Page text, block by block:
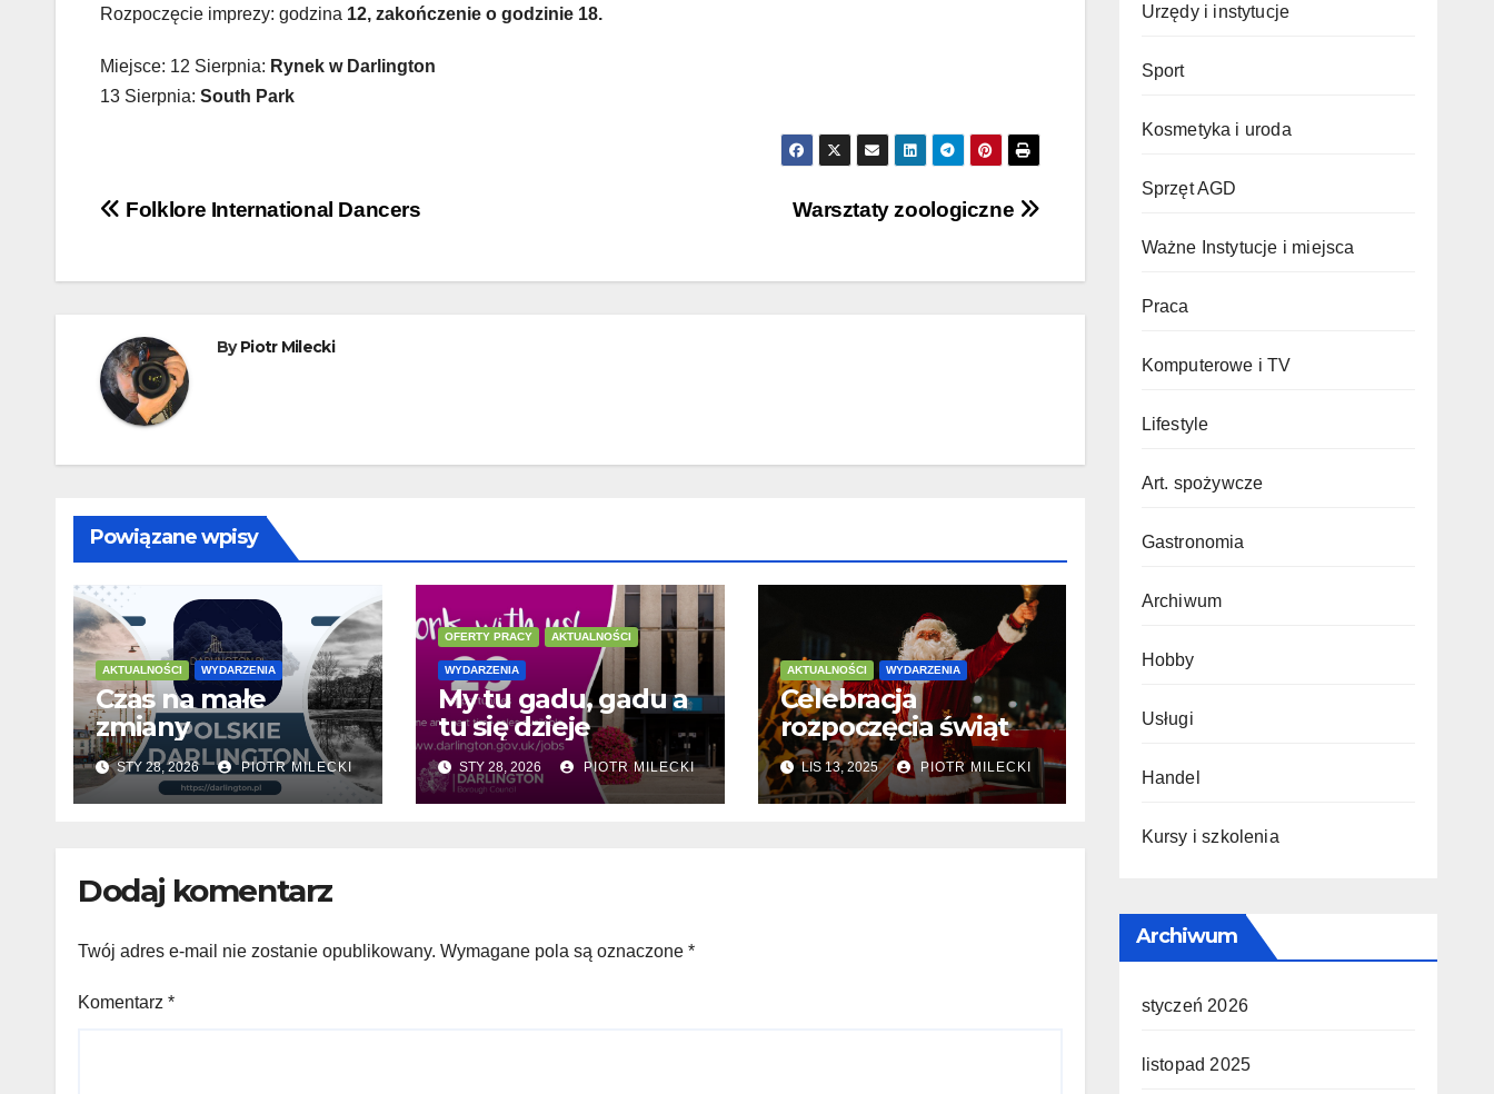
Rozpoczęcie imprezy: godzina 12, zakończenie o godzinie 18.
Miejsce: 12 Sierpnia: Rynek w Darlington
13 Sierpnia: South Park
Nawigacja
Warsztaty zoologiczne
Folklore International Dancers
ByPiotr Milecki
Powiązane wpisy
AKTUALNOŚCI WYDARZENIA
Czas na małe
zmiany
STY 28, 2026 PIOTR MILECKI
OFERTY PRACY AKTUALNOŚCI
WYDARZENIA
My tu gadu, gadu a
tu się dzieje
STY 28, 2026 PIOTR MILECKI
AKTUALNOŚCI WYDARZENIA
Celebracja
rozpoczęcia świąt
LIS 13, 2025 PIOTR MILECKI
Dodaj komentarz
Twój adres e-mail nie zostanie opublikowany. Wymagane pola są oznaczone *
Komentarz *
Urzędy i instytucje
Sport
Kosmetyka i uroda
Sprzęt AGD
Ważne Instytucje i miejsca
Praca
Komputerowe i TV
Lifestyle
Art. spożywcze
Gastronomia
Archiwum
Hobby
Usługi
Handel
Kursy i szkolenia
Archiwum
styczeń 2026
listopad 2025